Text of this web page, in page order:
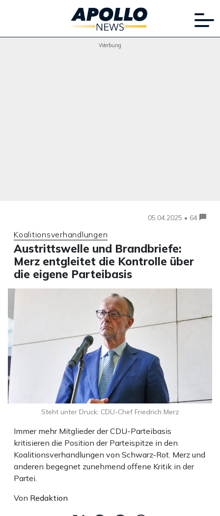
Werbung
05.04.2025 • 64
Koalitionsverhandlungen
Austrittswelle und Brandbriefe:
Merz entgleitet die Kontrolle über
die eigene Parteibasis
Immer mehr Mitglieder der CDU-Parteibasis
kritisieren die Position der Parteispitze in den
Koalitionsverhandlungen von Schwarz-Rot. Merz und
anderen begegnet zunehmend offene Kritik in der
Partei.
Von Redaktion
Steht unter Druck: CDU-Chef Friedrich Merz